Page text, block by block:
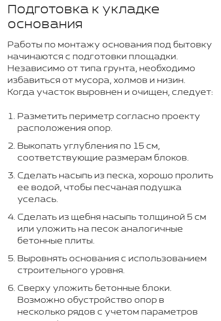
Подготовка к укладке
основания
Работы по монтажу основания под бытовку
начинаются с подготовки площадки.
Независимо от типа грунта, необходимо
избавиться от мусора, холмов и низин.
Когда участок выровнен и очищен, следует:
Разметить периметр согласно проекту
расположения опор.
Выкопать углубления по 15 см,
соответствующие размерам блоков.
Сделать насыпь из песка, хорошо пролить
ее водой, чтобы песчаная подушка
уселась.
Сделать из щебня насыпь толщиной 5 см
или уложить на песок аналогичные
бетонные плиты.
Выровнять основания с использованием
строительного уровня.
Сверху уложить бетонные блоки.
Возможно обустройство опор в
несколько рядов с учетом параметров